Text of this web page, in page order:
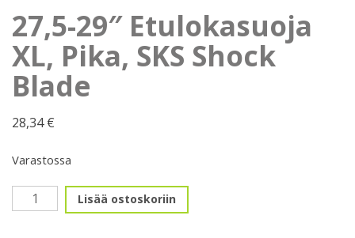
27,5-29″ Etulokasuoja
XL, Pika, SKS Shock
Blade
28,34€
Varastossa
27,5-
29"
Lisää ostoskoriin